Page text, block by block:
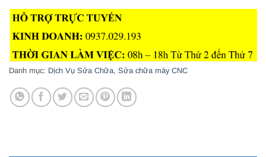
Danh mục: Dịch Vụ Sửa Chữa, Sửa chữa máy CNC